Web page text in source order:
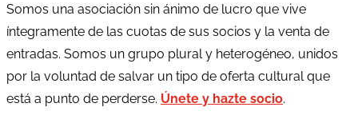
Somos una asociación sin ánimo de lucro que vive
íntegramente de las cuotas de sus socios y la venta de
entradas. Somos un grupo plural y heterogéneo, unidos
por la voluntad de salvar un tipo de oferta cultural que
está a punto de perderse. Únete y hazte socio.